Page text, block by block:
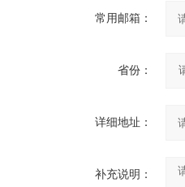
常用邮箱：
省份：
详细地址：
补充说明：